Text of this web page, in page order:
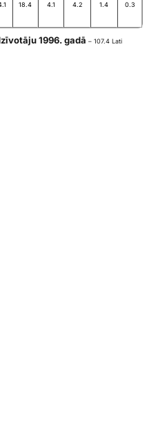
18.4 4.1 4.2 1.4 0.3
1996. gadā – 107.4 Lati